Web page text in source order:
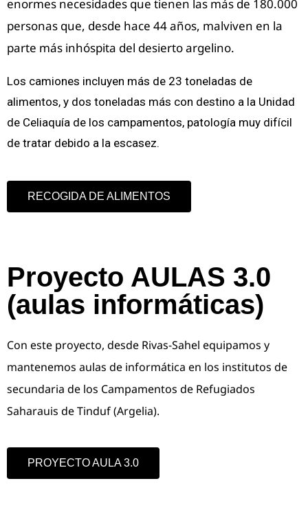
enormes necesidades que tienen las más de 180.000
personas que, desde hace 44 años, malviven en la
parte más inhóspita del desierto argelino.
Los camiones incluyen más de 23 toneladas de
alimentos, y dos toneladas más con destino a la Unidad
de Celiaquía de los campamentos, patología muy difícil
de tratar debido a la escasez.
RECOGIDA DE ALIMENTOS
Proyecto AULAS 3.0
(aulas informáticas)
Con este proyecto, desde Rivas-Sahel equipamos y
mantenemos aulas de informática en los institutos de
secundaria de los Campamentos de Refugiados
Saharauis de Tinduf (Argelia).
PROYECTO AULA 3.0